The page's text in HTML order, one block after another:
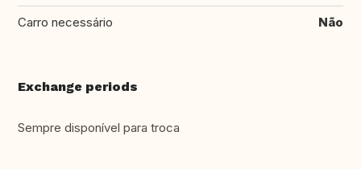
Carro necessário Não
Exchange periods
Sempre disponível para troca